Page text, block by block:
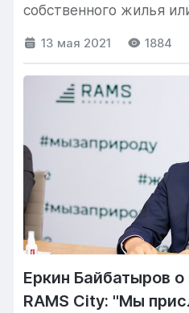
собственного жилья
13 мая 2021 1884
Еркин Байбатыров
RAMS City: "Мы